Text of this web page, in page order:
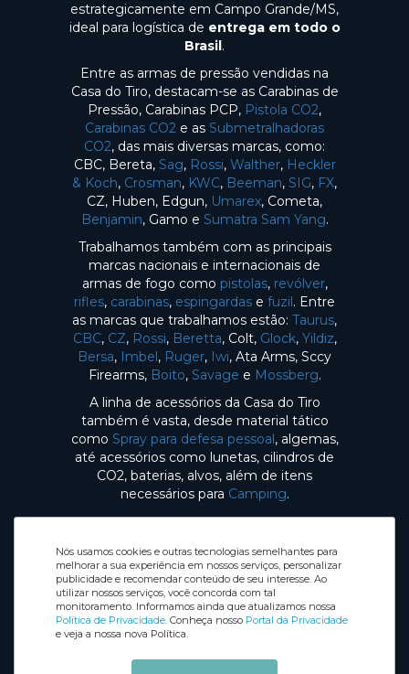
Nós usamos cookies e outras tecnologias semelhantes para
melhorar a sua experiência em nossos serviços, personalizar
publicidade e recomendar conteúdo de seu interesse. Ao
utilizar nossos serviços, você concorda com tal
monitoramento. Informamos ainda que atualizamos nossa
Política de Privacidade. Conheça nosso Portal da Privacidade
e veja a nossa nova Política.
estrategicamente em Campo Grande/MS,
ideal para logística de entrega em todo o
Brasil.
Entre as armas de pressão vendidas na
Casa do Tiro, destacam-se as Carabinas de
Pressão, Carabinas PCP, Pistola CO2,
Carabinas CO2 e as Submetralhadoras
CO2, das mais diversas marcas, como:
CBC, Bereta, Sag, Rossi, Walther, Heckler
& Koch, Crosman, KWC, Beeman, SIG, FX,
CZ, Huben, Edgun, Umarex, Cometa,
Benjamin, Gamo e Sumatra Sam Yang.
Trabalhamos também com as principais
marcas nacionais e internacionais de
armas de fogo como pistolas, revólver,
rifles, carabinas, espingardas e fuzil. Entre
as marcas que trabalhamos estão: Taurus,
CBC, CZ, Rossi, Beretta, Colt, Glock, Yildiz,
Bersa, Imbel, Ruger, Iwi, Ata Arms, Sccy
Firearms, Boito, Savage e Mossberg.
A linha de acessórios da Casa do Tiro
também é vasta, desde material tático
como Spray para defesa pessoal, algemas,
até acessórios como lunetas, cilindros de
CO2, baterias, alvos, além de itens
necessários para Camping.
Selos de Segurança Redes sociais